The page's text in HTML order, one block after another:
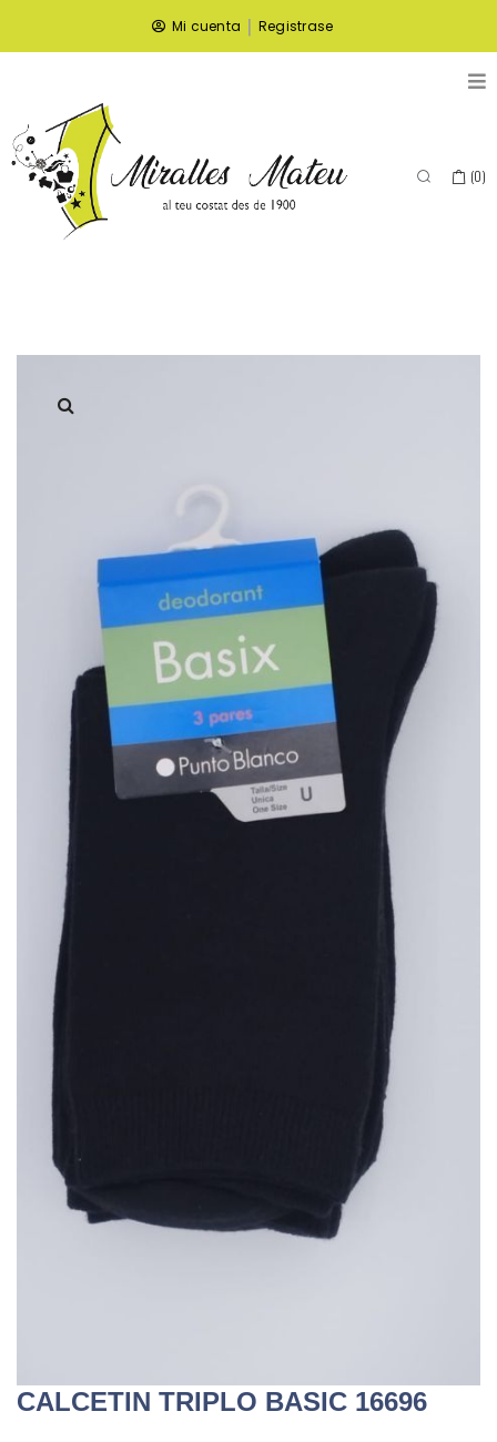
Mi cuenta | Registrase
(0)
CALCETIN TRIPLO BASIC 16696